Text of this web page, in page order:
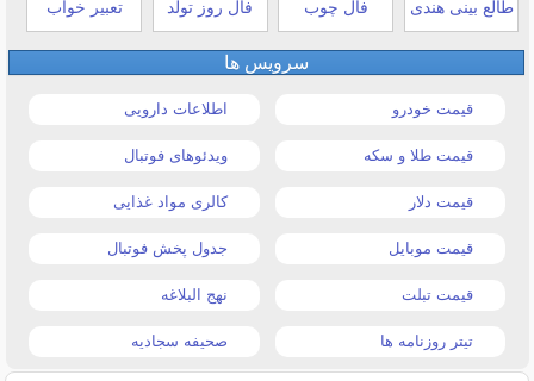
طالع بینی هندی فال چوب فال روز تولد تعبیر خواب
سرویس ها
قیمت خودرو اطلاعات دارویی
قیمت طلا و سکه ویدئوهای فوتبال
قیمت دلار کالری مواد غذایی
قیمت موبایل جدول پخش فوتبال
قیمت تبلت نهج البلاغه
تیتر روزنامه ها صحیفه سجادیه